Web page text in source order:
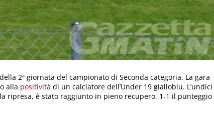
2ª giornata del campionato di Seconda categoria. La gara
alla positività di un calciatore dell’Under 19 gialloblu. L’undici
ripresa, è stato raggiunto in pieno recupero. 1-1 il punteggio